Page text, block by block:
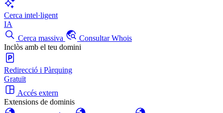
Cerca intel·ligent
IA
Cerca massiva
Consultar Whois
Inclòs amb el teu domini
Redirecció i Pàrquing
Gratuït
Accés extern
Extensions de dominis